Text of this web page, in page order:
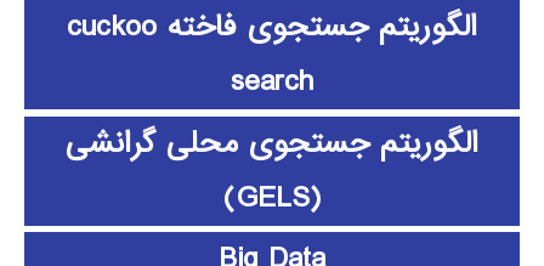
الگوریتم جستجوی فاخته cuckoo
search
الگوریتم جستجوی محلی گرانشی
(GELS)